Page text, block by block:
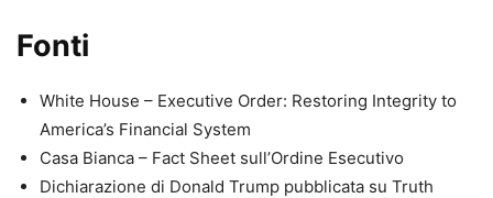
Fonti
White House – Executive Order: Restoring Integrity to
America’s Financial System
Casa Bianca – Fact Sheet sull’Ordine Esecutivo
Dichiarazione di Donald Trump pubblicata su Truth